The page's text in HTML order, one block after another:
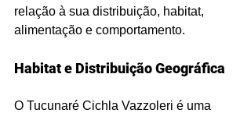
relação à sua distribuição, habitat,
alimentação e comportamento.
Habitat e Distribuição Geográfica
O Tucunaré Cichla Vazzoleri é uma